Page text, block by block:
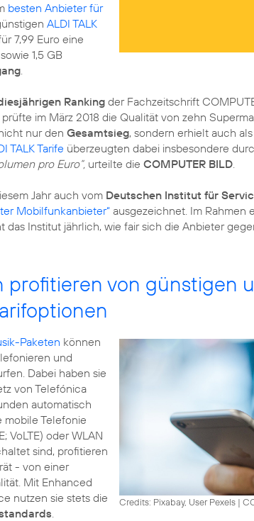
besten Anbieter für
ALDI TALK
7,99 Euro eine
1,5 GB
.
Rankingder Fachzeitschrift
im März 2018 die Qualität von zehn
nur den Gesamtsieg, sondern erhielt auch
TALK Tarife überzeugten dabei insbesondere
pro Euro“, urteilte die COMPUTER BILD.
Jahr auch vom Deutschen Institut für
Mobilfunkanbieter“ ausgezeichnet. Im Rahmen
Institut jährlich, wie fair sich die Anbieter
profitieren von günstigen
Credits: Pixabay, User Pexels|
Paketen können
und
Dabei haben sie
von Telefónica
automatisch
Telefonie
VoLTE) oder WLAN
sind, profitieren
- von einer
Mit Enhanced
nutzen sie stets die
.